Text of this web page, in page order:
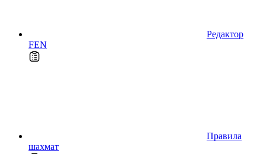
Редактор
FEN
Правила
шахмат